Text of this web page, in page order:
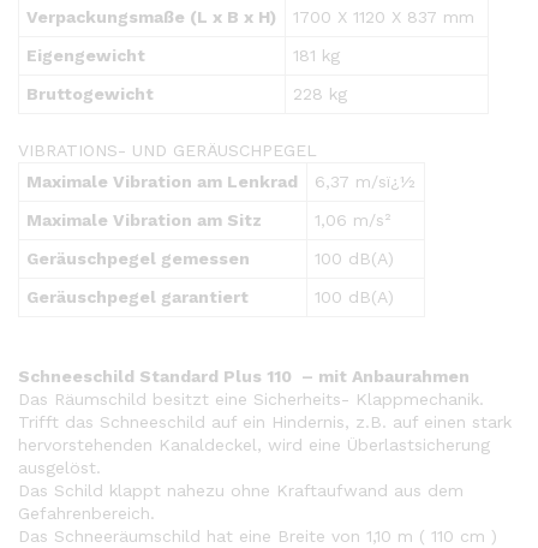
Verpackungsmaße (L x B x H)
1700 X 1120 X 837 mm
Eigengewicht
181 kg
Bruttogewicht
228 kg
VIBRATIONS- UND GERÄUSCHPEGEL
Maximale Vibration am Lenkrad
6,37 m/sï¿½
Maximale Vibration am Sitz
1,06 m/s²
Geräuschpegel gemessen
100 dB(A)
Geräuschpegel garantiert
100 dB(A)
Schneeschild Standard Plus 110 – mit Anbaurahmen
Das Räumschild besitzt eine Sicherheits- Klappmechanik.
Trifft das Schneeschild auf ein Hindernis, z.B. auf einen stark
hervorstehenden Kanaldeckel, wird eine Überlastsicherung
ausgelöst.
Das Schild klappt nahezu ohne Kraftaufwand aus dem
Gefahrenbereich.
Das Schneeräumschild hat eine Breite von 1,10 m ( 110 cm )